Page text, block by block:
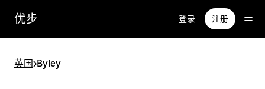
优步 登录 注册
英国>Byley